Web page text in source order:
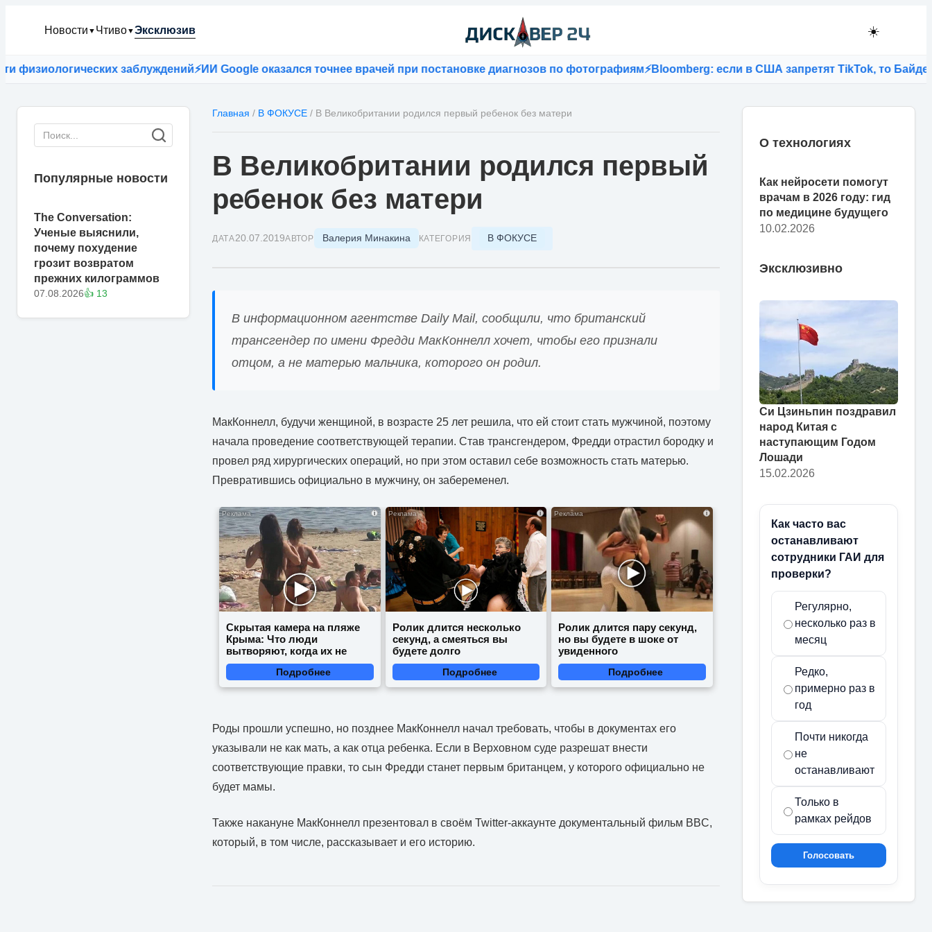
Новости ▼ Чтиво▼Эксклюзив ☀️
заблуждений⚡ИИ Google оказался точнее врачей при постановке диагнозов по фотографиям⚡Bloomberg: если в США запретят TikTok, то Байден
Популярные новости
The Conversation:
Ученые выяснили,
почему похудение
грозит возвратом
прежних килограммов
07.08.2026👍 13
Главная / В ФОКУСЕ / В Великобритании родился первый ребенок без матери
В Великобритании родился первый
ребенок без матери
ДАТА20.07.2019АВТОР Валерия Минакина КАТЕГОРИЯ В ФОКУСЕ
В информационном агентстве Daily Mail, сообщили, что британский
трансгендер по имени Фредди МакКоннелл хочет, чтобы его признали
отцом, а не матерью мальчика, которого он родил.
МакКоннелл, будучи женщиной, в возрасте 25 лет решила, что ей стоит стать мужчиной, поэтому
начала проведение соответствующей терапии. Став трансгендером, Фредди отрастил бородку и
провел ряд хирургических операций, но при этом оставил себе возможность стать матерью.
Превратившись официально в мужчину, он забеременел.
i
Скрытая камера на пляже
Крыма: Что люди
вытворяют, когда их не
видят...
Подробнее
i
Ролик длится несколько
секунд, а смеяться вы
будете долго
Подробнее
i
Ролик длится пару секунд,
но вы будете в шоке от
увиденного
Подробнее
Роды прошли успешно, но позднее МакКоннелл начал требовать, чтобы в документах его
указывали не как мать, а как отца ребенка. Если в Верховном суде разрешат внести
соответствующие правки, то сын Фредди станет первым британцем, у которого официально не
будет мамы.
Также накануне МакКоннелл презентовал в своём Twitter-аккаунте документальный фильм BBC,
который, в том числе, рассказывает и его историю.
О технологиях
Как нейросети помогут
врачам в 2026 году: гид
по медицине будущего
10.02.2026
Эксклюзивно
Си Цзиньпин поздравил
народ Китая с
наступающим Годом
Лошади
15.02.2026
Как часто вас
останавливают
сотрудники ГАИ для
проверки?
Регулярно,
несколько раз в
месяц
Редко,
примерно раз в
год
Почти никогда
не
останавливают
Только в
рамках рейдов
Голосовать